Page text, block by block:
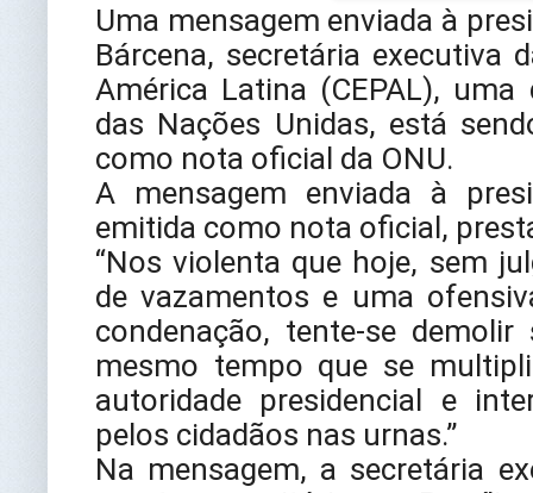
Uma mensagem enviada à
Bárcena, secretária executiva
América Latina (CEPAL),
das Nações Unidas, está
como nota oficial da ONU.
A mensagem enviada à
emitida como nota oficial,
“Nos violenta que hoje, sem
de vazamentos e uma
condenação, tente-se
mesmo tempo que se
autoridade presidencial e
pelos cidadãos nas urnas.”
Na mensagem, a secretária